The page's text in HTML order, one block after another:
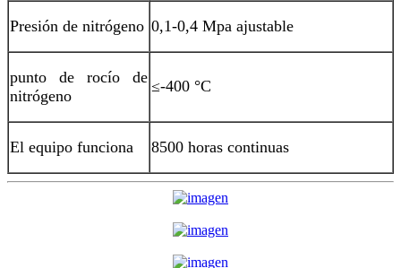
Presión de nitrógeno 0,1-0,4 Mpa ajustable
punto de rocío de
nitrógeno
≤-400 °C
El equipo funciona 8500 horas continuas